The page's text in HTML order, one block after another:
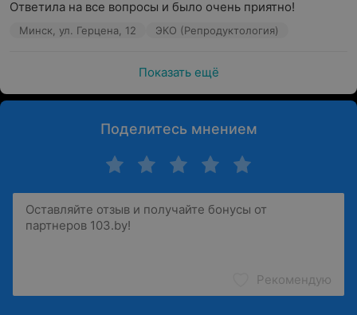
Ответила на все вопросы и было очень приятно!
Минск, ул. Герцена, 12 ЭКО (Репродуктология)
Показать ещё
Поделитесь мнением
Рекомендую